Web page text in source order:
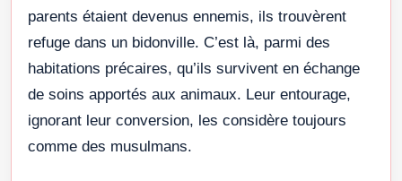
parents étaient devenus ennemis, ils trouvèrent
refuge dans un bidonville. C’est là, parmi des
habitations précaires, qu’ils survivent en échange
de soins apportés aux animaux. Leur entourage,
ignorant leur conversion, les considère toujours
comme des musulmans.